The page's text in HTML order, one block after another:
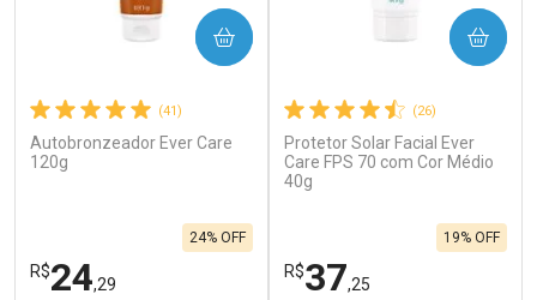
(41)
Autobronzeador Ever Care
120g
R$24,29
24% OFF
COMPRAR
(26)
Protetor Solar Facial Ever
Care FPS 70 com Cor Médio
40g
R$37,25
19% OFF
COMPRAR